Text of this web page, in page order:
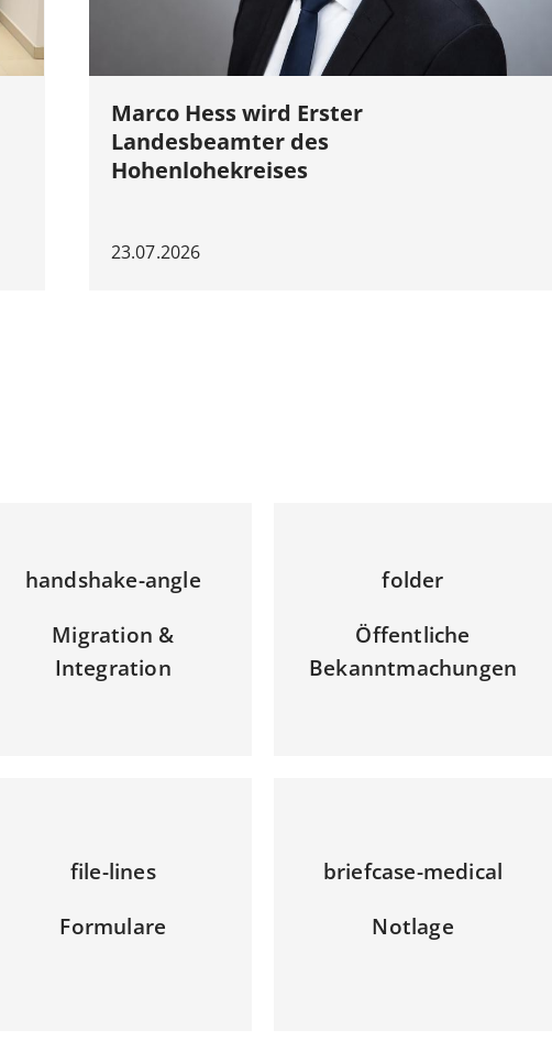
Marco Hess wird Erster
Landesbeamter des
Hohenlohekreises
23.07.2026
handshake-angle
Migration &
Integration
folder
Öffentliche
Bekanntmachungen
file-lines
Formulare
briefcase-medical
Notlage